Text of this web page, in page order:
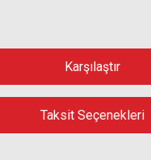
Karşılaştır
Taksit Seçenekleri